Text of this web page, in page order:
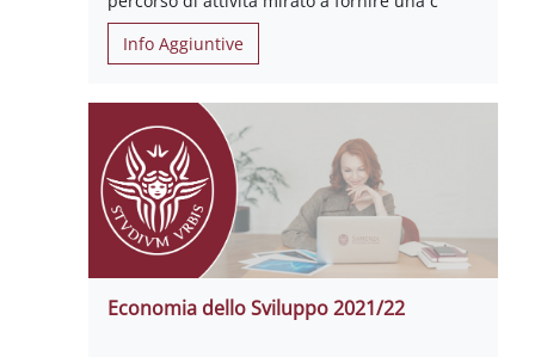
Info Aggiuntive
Economia dello Sviluppo 2021/22